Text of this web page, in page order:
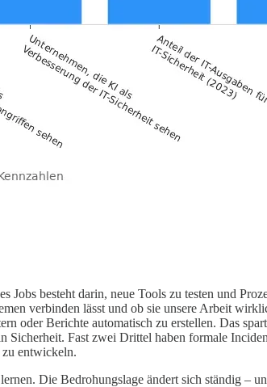
besteht darin, neue Tools zu testen und
verbinden lässt und ob sie unsere Arbeit
oder Berichte automatisch zu erstellen. Das
Fast zwei Drittel haben formale
entwickeln.
Die Bedrohungslage ändert sich ständig –